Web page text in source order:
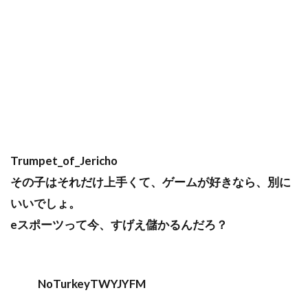
Trumpet_of_Jericho
その子はそれだけ上手くて、ゲームが好きなら、別に
いいでしょ。
eスポーツって今、すげえ儲かるんだろ？
NoTurkeyTWYJYFM